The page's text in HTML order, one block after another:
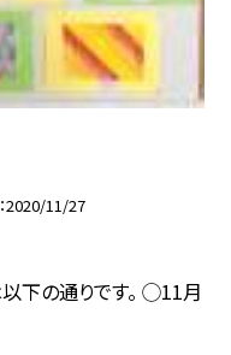
2020/11/27
下の通りです。 ◯11月